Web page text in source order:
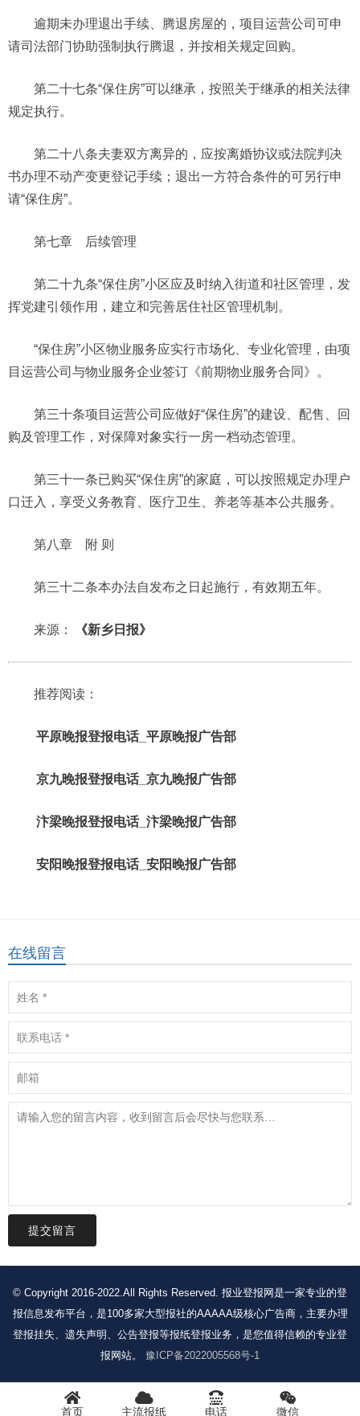
逾期未办理退出手续、腾退房屋的，项目运营公司可申
请司法部门协助强制执行腾退，并按相关规定回购。
第二十七条“保住房”可以继承，按照关于继承的相关法律
规定执行。
第二十八条夫妻双方离异的，应按离婚协议或法院判决
书办理不动产变更登记手续；退出一方符合条件的可另行申
请“保住房”。
第七章 后续管理
第二十九条“保住房”小区应及时纳入街道和社区管理，发
挥党建引领作用，建立和完善居住社区管理机制。
“保住房”小区物业服务应实行市场化、专业化管理，由项
目运营公司与物业服务企业签订《前期物业服务合同》。
第三十条项目运营公司应做好“保住房”的建设、配售、回
购及管理工作，对保障对象实行一房一档动态管理。
第三十一条已购买“保住房”的家庭，可以按照规定办理户
口迁入，享受义务教育、医疗卫生、养老等基本公共服务。
第八章 附 则
第三十二条本办法自发布之日起施行，有效期五年。
来源： 《新乡日报》
推荐阅读：
平原晚报登报电话_平原晚报广告部
京九晚报登报电话_京九晚报广告部
汴梁晚报登报电话_汴梁晚报广告部
安阳晚报登报电话_安阳晚报广告部
在线留言
提交留言
© Copyright 2016-2022.All Rights Reserved. 报业登报网是一家专业的登
报信息发布平台，是100多家大型报社的AAAAA级核心广告商，主要办理
登报挂失、遗失声明、公告登报等报纸登报业务，是您值得信赖的专业登
报网站。 豫ICP备2022005568号-1
首页 主流报纸 电话 微信